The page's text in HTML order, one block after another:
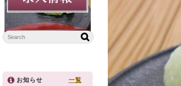
お知らせ 一覧